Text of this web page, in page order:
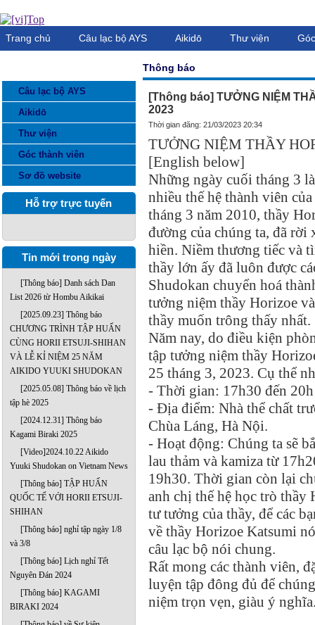
Trang chủ Câu lạc bộ AYS Aikidō Thư viện
Câu lạc bộ AYS
Aikidō
Thư viện
Góc thành viên
Sơ đồ website
Hỗ trợ trực tuyến
Tin mới trong ngày
[Thông báo] Danh sách Dan
List 2026 từ Hombu Aikikai
[2025.09.23] Thông báo
CHƯƠNG TRÌNH TẬP HUẤN
CÙNG HORII ETSUJI-SHIHAN
VÀ LỄ KỈ NIỆM 25 NĂM
AIKIDO YUUKI SHUDOKAN
[2025.05.08] Thông báo về lịch
tập hè 2025
[2024.12.31] Thông báo
Kagami Biraki 2025
[Video]2024.10.22 Aikido
Yuuki Shudokan on Vietnam News
[Thông báo] TẬP HUẤN
QUỐC TẾ VỚI HORII ETSUJI-
SHIHAN
[Thông báo] nghỉ tập ngày 1/8
và 3/8
[Thông báo] Lịch nghỉ Tết
Nguyên Đán 2024
[Thông báo] KAGAMI
BIRAKI 2024
Thông báo
[Thông báo] TƯỞNG NIỆM
2023
Thời gian đăng: 21/03/2023 20:34
TƯỞNG NIỆM THẦY
[English below]
Những ngày cuối tháng 3
nhiều thế hệ thành viên
tháng 3 năm 2010, thầy
đường của chúng ta, đã
hiền. Niềm thương tiếc và
thầy lớn ấy đã luôn được
Shudokan chuyển hoá
tưởng niệm thầy Horizoe
thầy muốn trông thấy nhất.
Năm nay, do điều kiện
tập tưởng niệm thầy
25 tháng 3, 2023. Cụ thể
- Thời gian: 17h30 đến
- Địa điểm: Nhà thể chất
Chùa Láng, Hà Nội.
- Hoạt động: Chúng ta sẽ
lau thảm và kamiza từ
19h30. Thời gian còn lại
anh chị thế hệ học trò
tư tưởng của thầy, để các
về thầy Horizoe Katsumi
câu lạc bộ nói chung.
Rất mong các thành viên,
luyện tập đông đủ để
niệm trọn vẹn, giàu ý